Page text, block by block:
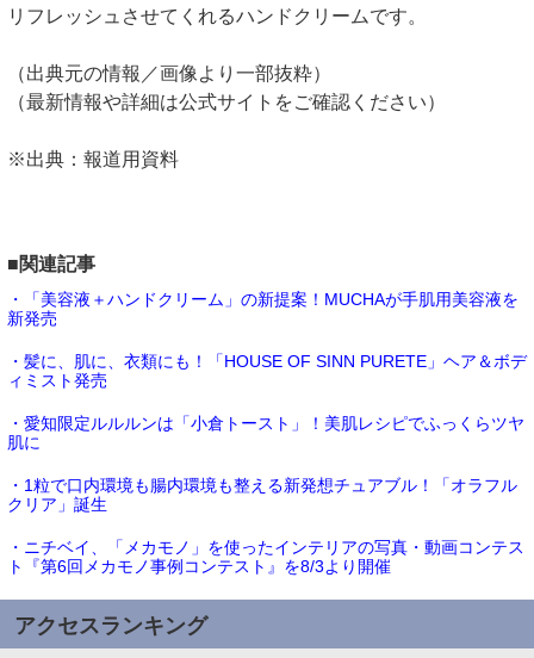
リフレッシュさせてくれるハンドクリームです。
（出典元の情報／画像より一部抜粋）
（最新情報や詳細は公式サイトをご確認ください）
※出典：報道用資料
■関連記事
・「美容液＋ハンドクリーム」の新提案！MUCHAが手肌用美容液を
新発売
・髪に、肌に、衣類にも！「HOUSE OF SINN PURETE」ヘア＆ボデ
ィミスト発売
・愛知限定ルルルンは「小倉トースト」！美肌レシピでふっくらツヤ
肌に
・1粒で口内環境も腸内環境も整える新発想チュアブル！「オラフル
クリア」誕生
・ニチベイ、「メカモノ」を使ったインテリアの写真・動画コンテス
ト『第6回メカモノ事例コンテスト』を8/3より開催
アクセスランキング